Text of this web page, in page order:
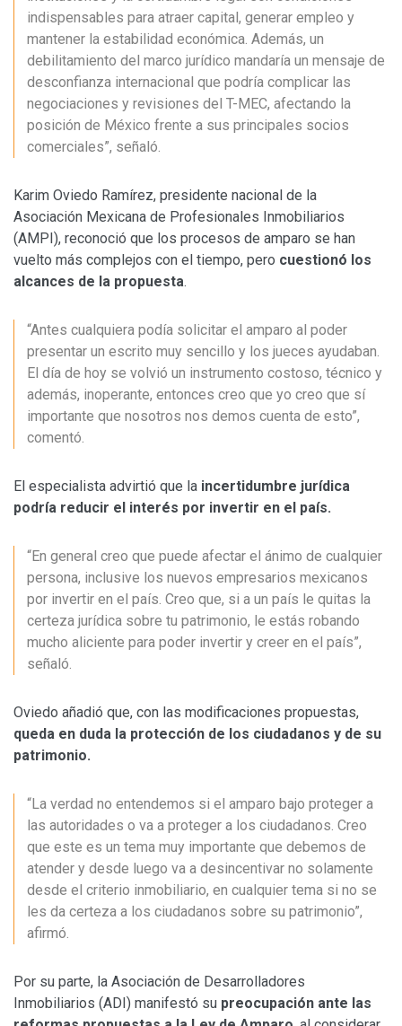
indispensables para atraer capital, generar empleo y
mantener la estabilidad económica. Además, un
debilitamiento del marco jurídico mandaría un mensaje de
desconfianza internacional que podría complicar las
negociaciones y revisiones del T-MEC, afectando la
posición de México frente a sus principales socios
comerciales”, señaló.
Karim Oviedo Ramírez, presidente nacional de la
Asociación Mexicana de Profesionales Inmobiliarios
(AMPI), reconoció que los procesos de amparo se han
vuelto más complejos con el tiempo, pero cuestionó los
alcances de la propuesta.
“Antes cualquiera podía solicitar el amparo al poder
presentar un escrito muy sencillo y los jueces ayudaban.
El día de hoy se volvió un instrumento costoso, técnico y
además, inoperante, entonces creo que yo creo que sí
importante que nosotros nos demos cuenta de esto”,
comentó.
El especialista advirtió que la incertidumbre jurídica
podría reducir el interés por invertir en el país.
“En general creo que puede afectar el ánimo de cualquier
persona, inclusive los nuevos empresarios mexicanos
por invertir en el país. Creo que, si a un país le quitas la
certeza jurídica sobre tu patrimonio, le estás robando
mucho aliciente para poder invertir y creer en el país”,
señaló.
Oviedo añadió que, con las modificaciones propuestas,
queda en duda la protección de los ciudadanos y de su
patrimonio.
“La verdad no entendemos si el amparo bajo proteger a
las autoridades o va a proteger a los ciudadanos. Creo
que este es un tema muy importante que debemos de
atender y desde luego va a desincentivar no solamente
desde el criterio inmobiliario, en cualquier tema si no se
les da certeza a los ciudadanos sobre su patrimonio”,
afirmó.
Por su parte, la Asociación de Desarrolladores
Inmobiliarios (ADI) manifestó su preocupación ante las